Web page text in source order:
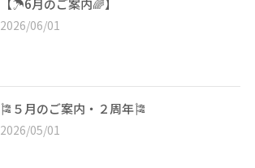
【☂️6月のご案内🌈】
2026/06/01
🎏５月のご案内・２周年🎏
2026/05/01